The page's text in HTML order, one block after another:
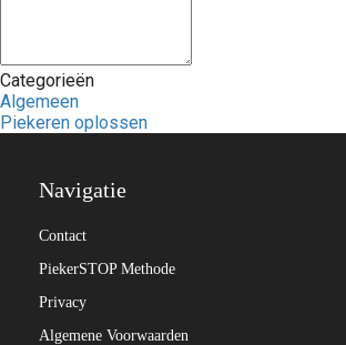
Categorieën
Algemeen
Piekeren oplossen
Navigatie
Contact
PiekerSTOP Methode
Privacy
Algemene Voorwaarden